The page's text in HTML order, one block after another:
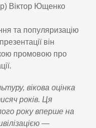
Віктор Ющенко
та популяризацію
він
промовою про
вікова оцінка
років. Ця
року вперше на
—